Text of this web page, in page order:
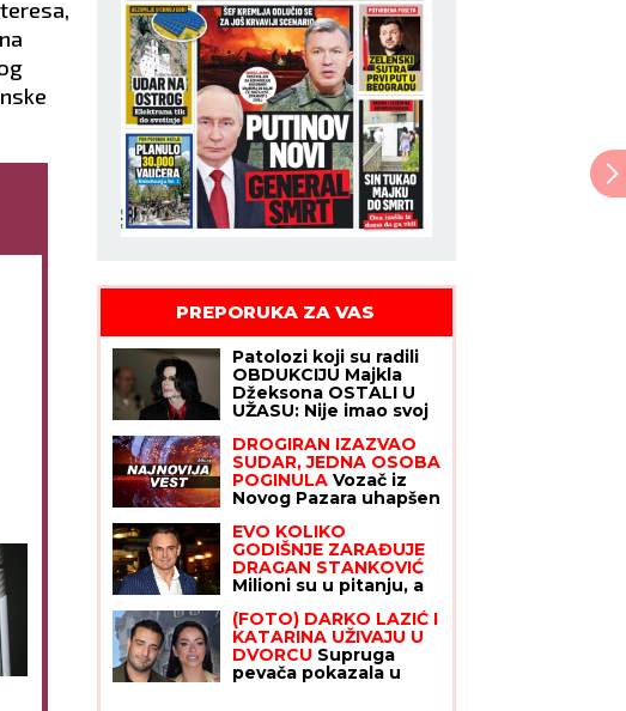
PREPORUKA ZA VAS
Patolozi koji su radili
OBDUKCIJU Majkla
Džeksona OSTALI U
UŽASU: Nije imao svoj
raspadalo, a evo šta su
mu pronašli u želucu
DROGIRAN IZAZVAO
SUDAR, JEDNA OSOBA
POGINULA Vozač iz
Novog Pazara uhapšen
dvoje povređeno
EVO KOLIKO
GODIŠNJE ZARAĐUJE
DRAGAN STANKOVIĆ
Milioni su u pitanju, a
"U dugovima je"
(FOTO) DARKO LAZIĆ I
KATARINA UŽIVAJU U
DVORCU Supruga
pevača pokazala u